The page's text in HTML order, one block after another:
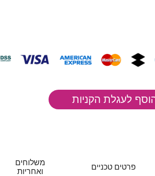
פרטים טכניים
משלוחים
ואחריות